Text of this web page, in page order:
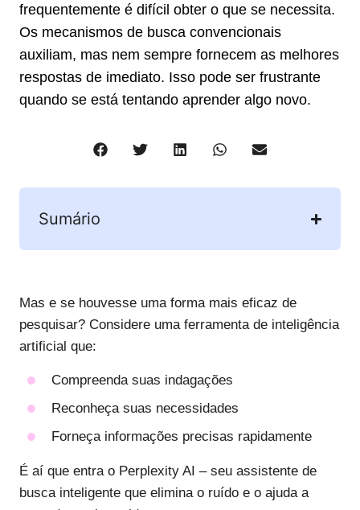
frequentemente é difícil obter o que se necessita.
Os mecanismos de busca convencionais
auxiliam, mas nem sempre fornecem as melhores
respostas de imediato. Isso pode ser frustrante
quando se está tentando aprender algo novo.
Sumário
Mas e se houvesse uma forma mais eficaz de
pesquisar? Considere uma ferramenta de inteligência
artificial que:
Compreenda suas indagações
Reconheça suas necessidades
Forneça informações precisas rapidamente
É aí que entra o Perplexity AI – seu assistente de
busca inteligente que elimina o ruído e o ajuda a